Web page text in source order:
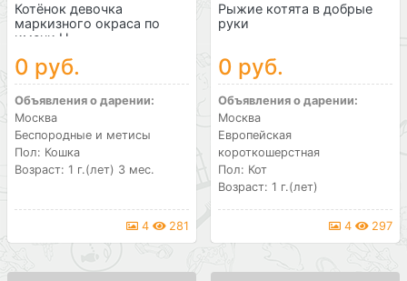
Котёнок девочка
маркизного окраса по
имени Н...
0 руб.
Объявления о дарении:
Москва
Беспородные и метисы
Пол: Кошка
Возраст: 1 г.(лет) 3 мес.
4 281
Рыжие котята в добрые
руки
0 руб.
Объявления о дарении:
Москва
Европейская
короткошерстная
Пол: Кот
Возраст: 1 г.(лет)
4 297